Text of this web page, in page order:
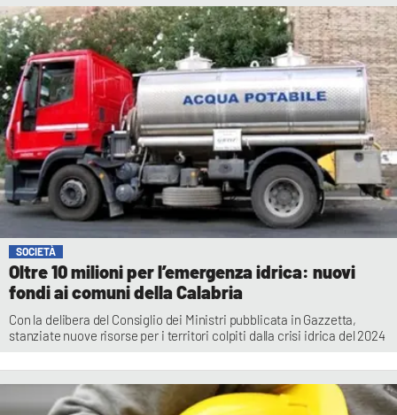
SOCIETÀ
Oltre 10 milioni per l’emergenza idrica: nuovi
fondi ai comuni della Calabria
Con la delibera del Consiglio dei Ministri pubblicata in Gazzetta,
stanziate nuove risorse per i territori colpiti dalla crisi idrica del 2024